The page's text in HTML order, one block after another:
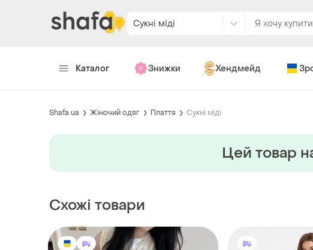
Сукні міді
Каталог Знижки Хендмейд
Shafa.ua Жіночий одяг Плаття Сукні міді
Цей товар
Схожі товари